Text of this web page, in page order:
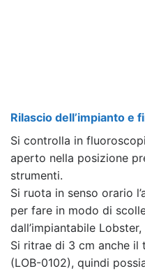
Rilascio dell’impianto e
Si controlla in
aperto nella posizione
strumenti.
Si ruota in senso orario
per fare in modo di
dall’impiantabile
Si ritrae di 3 cm anche
(LOB-0102), quindi